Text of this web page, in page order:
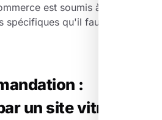
est soumis à des
spécifiques qu'il faut
:
un site vitrine